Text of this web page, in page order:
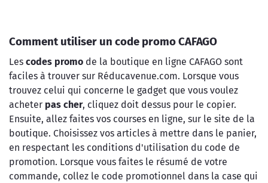
Comment utiliser un code promo CAFAGO
Les codes promo de la boutique en ligne CAFAGO sont
faciles à trouver sur Réducavenue.com. Lorsque vous
trouvez celui qui concerne le gadget que vous voulez
acheter pas cher, cliquez doit dessus pour le copier.
Ensuite, allez faites vos courses en ligne, sur le site de la
boutique. Choisissez vos articles à mettre dans le panier,
en respectant les conditions d'utilisation du code de
promotion. Lorsque vous faites le résumé de votre
commande, collez le code promotionnel dans la case qui